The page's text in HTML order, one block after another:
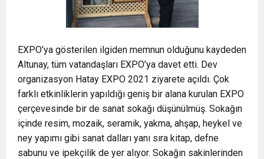
EXPO’ya gösterilen ilgiden memnun olduğunu kaydeden
Altunay, tüm vatandaşları EXPO’ya davet etti. Dev
organizasyon Hatay EXPO 2021 ziyarete açıldı. Çok
farklı etkinliklerin yapıldığı geniş bir alana kurulan EXPO
çerçevesinde bir de sanat sokağı düşünülmüş. Sokağın
içinde resim, mozaik, seramik, yakma, ahşap, heykel ve
ney yapımı gibi sanat dalları yanı sıra kitap, defne
sabunu ve ipekçilik de yer alıyor. Sokağın sakinlerinden